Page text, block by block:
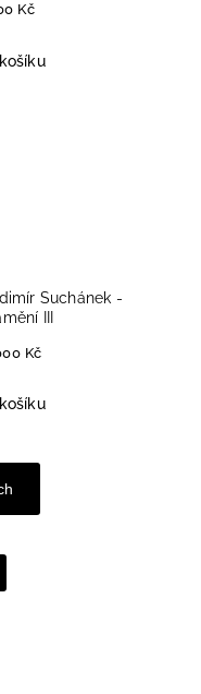
Kč
Suchánek -
III
Kč